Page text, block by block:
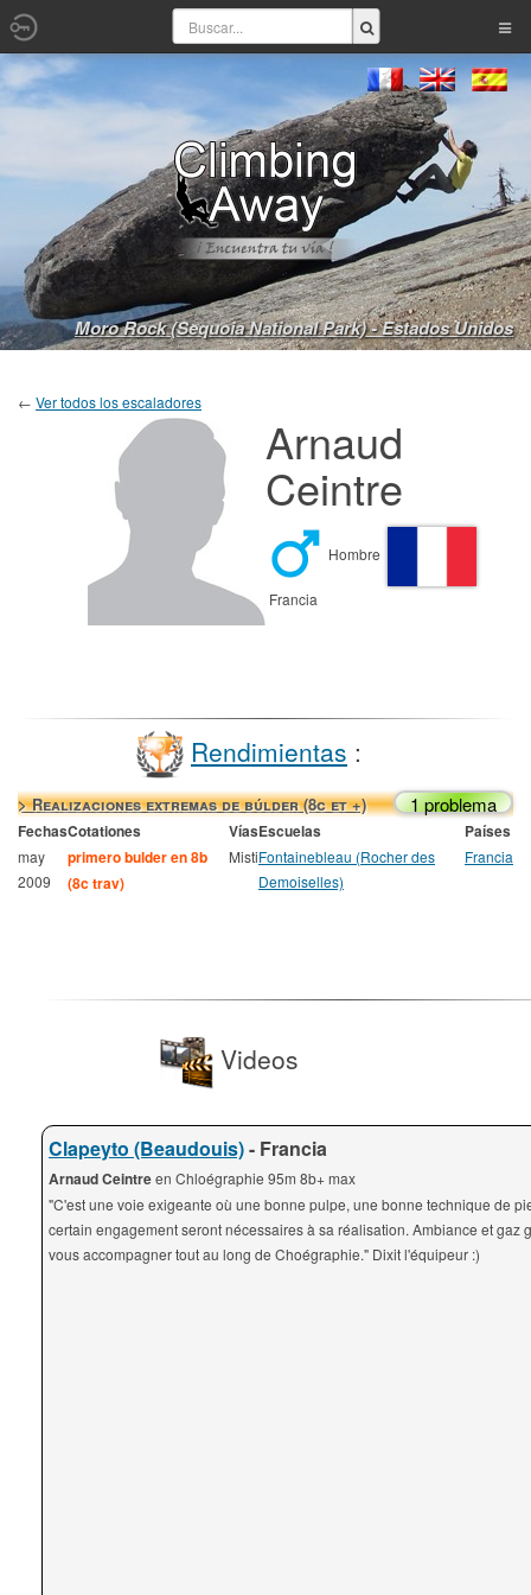
Moro Rock (Sequoia National Park) - Estados Unidos
← Ver todos los escaladores
Arnaud
Ceintre
Hombre
Francia
Rendimientas :
> Realizaciones extremas de búlder (8c et +) 1 problema
FechasCotationes VíasEscuelas Países
may
2009
primero bulder en 8b
(8c trav)
MistiFontainebleau (Rocher des
Demoiselles)
Francia
Videos
Clapeyto (Beaudouis)- Francia
Arnaud Ceintreen Chloégraphie 95m 8b+ max
"C'est une voie exigeante où une bonne pulpe, une bonne technique de
certain engagement seront nécessaires à sa réalisation. Ambiance et gaz
vous accompagner tout au long de Choégraphie." Dixit l'équipeur :)